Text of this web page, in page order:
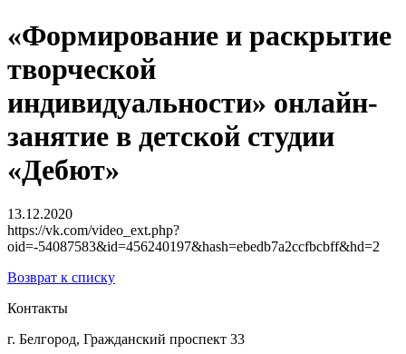
«Формирование и раскрытие
творческой
индивидуальности» онлайн-
занятие в детской студии
«Дебют»
13.12.2020
https://vk.com/video_ext.php?
oid=-54087583&id=456240197&hash=ebedb7a2ccfbcbff&hd=2
Возврат к списку
Контакты
г. Белгород, Гражданский проспект 33